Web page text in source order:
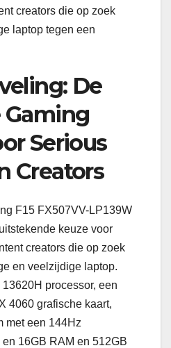
creators die op zoek
laptop tegen een
De
Serious
Creators
F15 FX507VV-LP139W
keuze voor
creators die op zoek
en veelzijdige laptop.
processor, een
4060 grafische kaart,
met een 144Hz
16GB RAM en 512GB